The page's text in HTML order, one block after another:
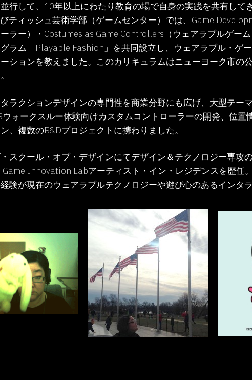
行して、10年以上にわたり教育の場で自身の実践を共有して
ティッシュ芸術学部（ゲームセンター）では、Game
ラー）・Costumes as Game Controllers（ウェアラブルゲー
ラム「Playable Fashion」を共同設立し、ウェアラブル・ゲ
ションを教えました。このカリキュラムはニューヨーク市の
ラクションデザインの専門性を商業分野にも広げ、大型テー
ウォークスルー体験向けカスタムコントローラーの開発、位
、複数のR&Dプロジェクトに携わりました。
スクール・オブ・デザインにてデザイン＆テクノロジー専攻
Game Innovation Labアーティスト・イン・レジデンスを歴任
験が現在のウェアラブルテクノロジーや遊び心のあるインタ